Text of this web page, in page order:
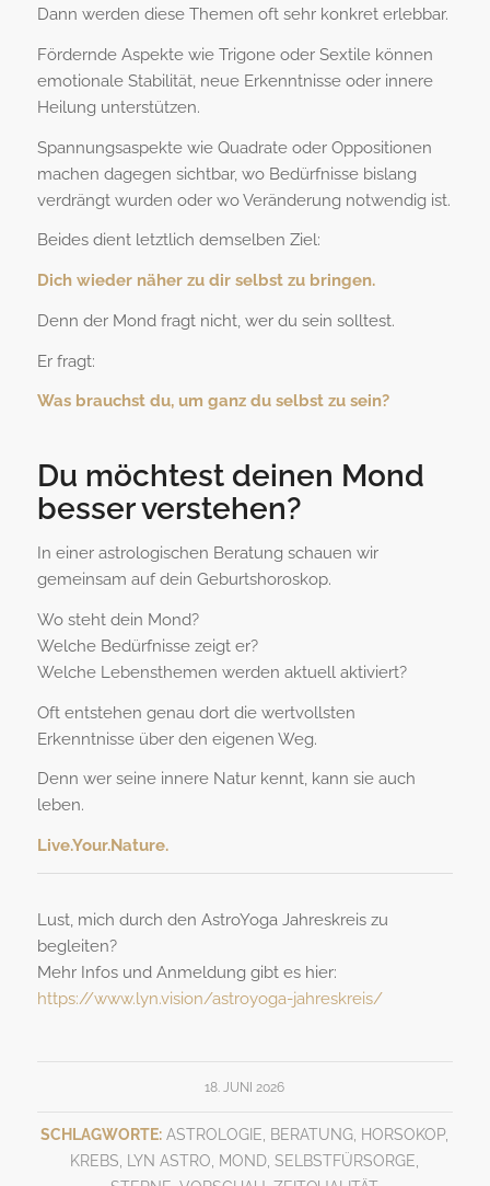
Dann werden diese Themen oft sehr konkret erlebbar.
Fördernde Aspekte wie Trigone oder Sextile können
emotionale Stabilität, neue Erkenntnisse oder innere
Heilung unterstützen.
Spannungsaspekte wie Quadrate oder Oppositionen
machen dagegen sichtbar, wo Bedürfnisse bislang
verdrängt wurden oder wo Veränderung notwendig ist.
Beides dient letztlich demselben Ziel:
Dich wieder näher zu dir selbst zu bringen.
Denn der Mond fragt nicht, wer du sein solltest.
Er fragt:
Was brauchst du, um ganz du selbst zu sein?
Du möchtest deinen Mond
besser verstehen?
In einer astrologischen Beratung schauen wir
gemeinsam auf dein Geburtshoroskop.
Wo steht dein Mond?
Welche Bedürfnisse zeigt er?
Welche Lebensthemen werden aktuell aktiviert?
Oft entstehen genau dort die wertvollsten
Erkenntnisse über den eigenen Weg.
Denn wer seine innere Natur kennt, kann sie auch
leben.
Live.Your.Nature.
Lust, mich durch den AstroYoga Jahreskreis zu
begleiten?
Mehr Infos und Anmeldung gibt es hier:
https://www.lyn.vision/astroyoga-jahreskreis/
18. JUNI 2026
SCHLAGWORTE: ASTROLOGIE BERATUNG HORSOKOP,
KREBS
LYN ASTRO MOND ,SELBSTFÜRSORGE